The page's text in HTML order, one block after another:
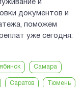
и
документов и
поможем
уже сегодня:
Самара
Саратов Тюмень